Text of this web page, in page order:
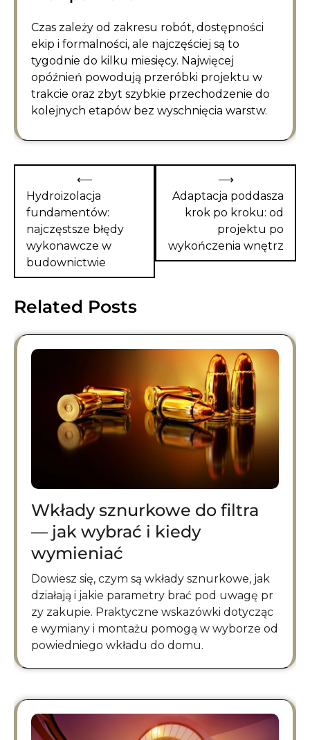
Czas zależy od zakresu robót, dostępności
ekip i formalności, ale najczęściej są to
tygodnie do kilku miesięcy. Najwięcej
opóźnień powodują przeróbki projektu w
trakcie oraz zbyt szybkie przechodzenie do
kolejnych etapów bez wyschnięcia warstw.
Nawigacja
wpisu
⟵
Hydroizolacja
fundamentów:
najczęstsze błędy
wykonawcze w
budownictwie
Adaptacja poddasza
krok po kroku: od
projektu po
wykończenia wnętrz
⟶
Related Posts
Wkłady sznurkowe do filtra
— jak wybrać i kiedy
wymieniać
Dowiesz się, czym są wkłady sznurkowe, jak
działają i jakie parametry brać pod uwagę pr
zy zakupie. Praktyczne wskazówki dotycząc
e wymiany i montażu pomogą w wyborze od
powiedniego wkładu do domu.